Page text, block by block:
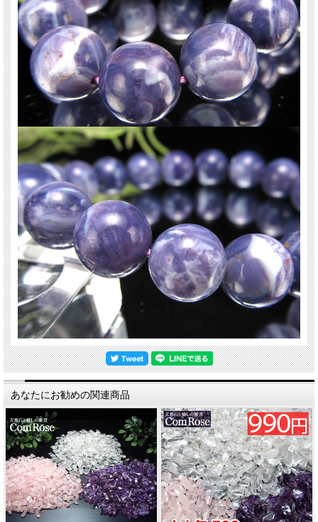
※サイズは目安です。細かな誤差が出る場合があります。
関連キーワード
天然石 パワーストーン 海外直輸入 バイヤー厳選 プレゼント ギフト メンズ レデ
ィース 卸し 卸価格 実店舗 ハンドメイド サイズ直し コムローズ comrose
あなたにお勧めの関連商品